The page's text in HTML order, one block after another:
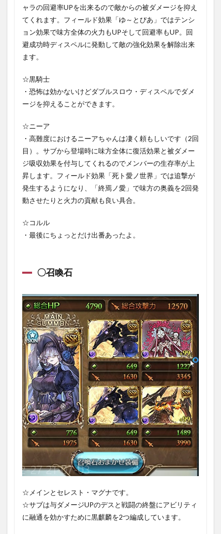
1.5.9
修羅の
如く
リザル
ト
2
伐ま
とめ
ャラの回避率UPを出来るので敵からの被ダメージを抑え
てくれます。フィールド効果「ゆ～とぴあ」ではテンシ
ョン効果で味方全体の火力もUPそして回避率もUP。回
避成功時ディスペルに発動して敵の強化効果を解除出来
ます。
☆黒騎士
・恐怖は効かないけどダブルスロウ・ディスペルでダメ
ージを抑えることができます。
☆ニーア
・高難度におけるニーアちゃんは凄く頼もしいです（2回
目）。サブから登場時に味方全体に復活効果と被ダメー
ジ吸収効果を付与してくれるのでメンバーの生存率が上
昇します。フィールド効果「死ト愛ノ世界」では追撃が
発生するようになり、「終焉ノ愛」で味方の奥義を2回発
動させたりと火力の貢献も良い具合。
☆コルル
・最後にちょっとだけ出番あったよ。
〇召喚石
☆メインとセレスト・マグナです。
☆サブは与ダメージUPのデスと戦闘の終盤にアビリティ
に融通を効かすために黒麒麟を2つ編成しています。